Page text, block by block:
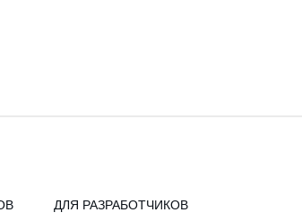
ДЛЯ РАЗРАБОТЧИКОВ